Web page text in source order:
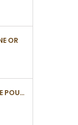
OR
HOUSSE NOIRE POUR STYLOS